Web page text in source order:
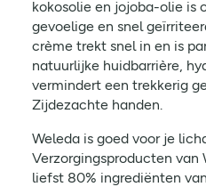
kokosolie en jojoba-olie is
gevoelige en snel
crème trekt snel in en is
natuurlijke huidbarrière,
vermindert een trekkerig
Zijdezachte handen.
Weleda is goed voor je
Verzorgingsproducten van
liefst 80% ingrediënten